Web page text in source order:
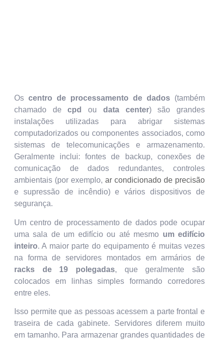
Os centro de processamento de dados (também
chamado decpd ou data center) são grandes
instalações utilizadas para abrigar sistemas
computadorizados ou componentes associados, como
sistemas de telecomunicações e armazenamento.
Geralmente inclui: fontes de backup, conexões de
comunicação de dados redundantes, controles
ambientais (por exemplo, ar condicionado de precisão
e supressão de incêndio) e vários dispositivos de
segurança.
Um centro de processamento de dados pode ocupar
uma sala de um edifício ou até mesmo um edifício
inteiro. A maior parte do equipamento é muitas vezes
na forma de servidores montados em armários de
racks de 19 polegadas, que geralmente são
colocados em linhas simples formando corredores
entre eles.
Isso permite que as pessoas acessem a parte frontal e
traseira de cada gabinete. Servidores diferem muito
em tamanho. Para armazenar grandes quantidades de